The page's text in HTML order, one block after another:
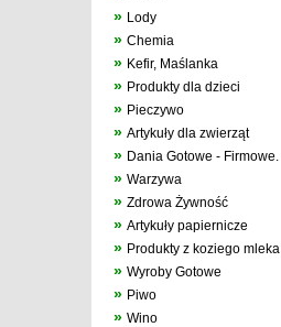
» Lody
» Chemia
» Kefir, Maślanka
» Produkty dla dzieci
» Pieczywo
» Artykuły dla zwierząt
» Dania Gotowe - Firmowe.
» Warzywa
» Zdrowa Żywność
» Artykuły papiernicze
» Produkty z koziego mleka
» Wyroby Gotowe
» Piwo
» Wino